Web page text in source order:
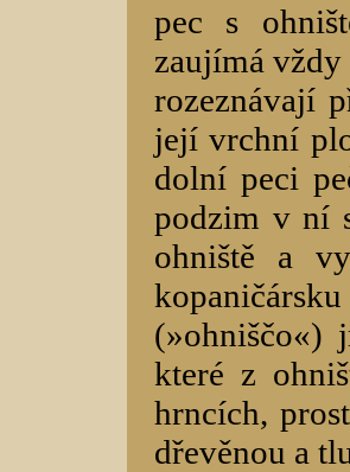
pec s
zaujímá
rozeznávají
její vrchní
dolní peci
podzim v ní
ohniště a
(»ohniščo«)
které z
hrncích,
dřevěnou a